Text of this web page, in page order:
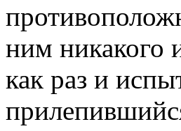
ним
как раз и